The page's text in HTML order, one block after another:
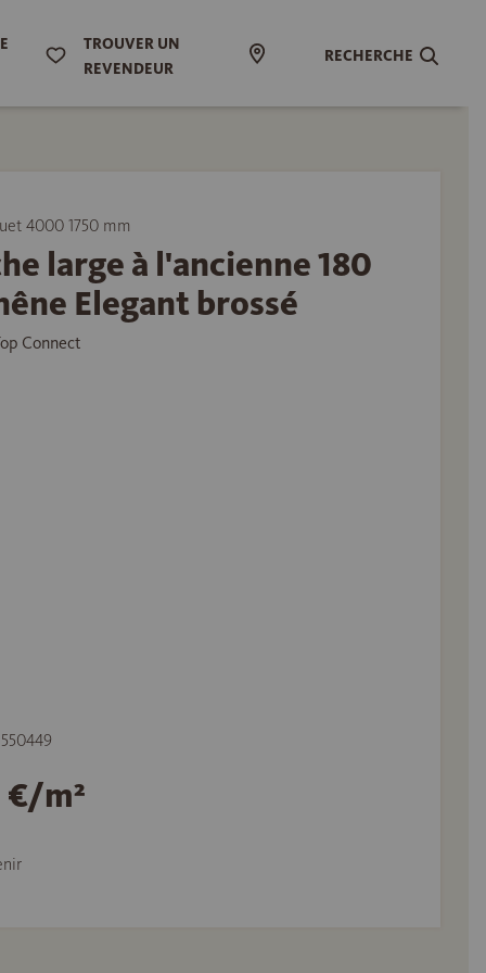
TROUVER UN
REVENDEUR
RECHERCHE
4000 1750 mm
large à l'ancienne 180
Elegant brossé
Connect
€/m²